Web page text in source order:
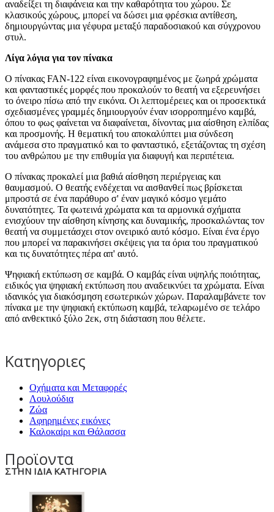
αναδείξει τη διαφάνεια και την καθαρότητα του χώρου. Σε
κλασικούς χώρους, μπορεί να δώσει μια φρέσκια αντίθεση,
δημιουργώντας μια γέφυρα μεταξύ παραδοσιακού και σύγχρονου
στυλ.
Λίγα λόγια για τον πίνακα
Ο πίνακας FAN-122 είναι εικονογραφημένος με ζωηρά χρώματα
και φανταστικές μορφές που προκαλούν το θεατή να εξερευνήσει
το όνειρο πίσω από την εικόνα. Οι λεπτομέρειες και οι προσεκτικά
σχεδιασμένες γραμμές δημιουργούν έναν ισορροπημένο καμβά,
όπου το φως φαίνεται να διαφαίνεται, δίνοντας μια αίσθηση ελπίδας
και προσμονής. Η θεματική του αποκαλύπτει μια σύνδεση
ανάμεσα στο πραγματικό και το φανταστικό, εξετάζοντας τη σχέση
του ανθρώπου με την επιθυμία για διαφυγή και περιπέτεια.
Ο πίνακας προκαλεί μια βαθιά αίσθηση περιέργειας και
θαυμασμού. Ο θεατής ενδέχεται να αισθανθεί πως βρίσκεται
μπροστά σε ένα παράθυρο σ' έναν μαγικό κόσμο γεμάτο
δυνατότητες. Τα φωτεινά χρώματα και τα αρμονικά σχήματα
ενισχύουν την αίσθηση κίνησης και δυναμικής, προσκαλώντας τον
θεατή να συμμετάσχει στον ονειρικό αυτό κόσμο. Είναι ένα έργο
που μπορεί να παρακινήσει σκέψεις για τα όρια του πραγματικού
και τις δυνατότητες πέρα απ' αυτό.
Ψηφιακή εκτύπωση σε καμβά. Ο καμβάς είναι υψηλής ποιότητας,
ειδικός για ψηφιακή εκτύπωση που αναδεικνύει τα χρώματα. Είναι
ιδανικός για διακόσμηση εσωτερικών χώρων. Παραλαμβάνετε τον
πίνακα με την ψηφιακή εκτύπωση καμβά, τελαρωμένο σε τελάρο
από ανθεκτικό ξύλο 2εκ, στη διάσταση που θέλετε.
Κατηγοριες
Οχήματα και Μεταφορές
Λουλούδια
Ζώα
Αφηρημένες εικόνες
Καλοκαiρι και Θάλασσα
Προϊοντα
ΣΤΗΝ ΙΔΙΑ ΚΑΤΗΓΟΡΙΑ